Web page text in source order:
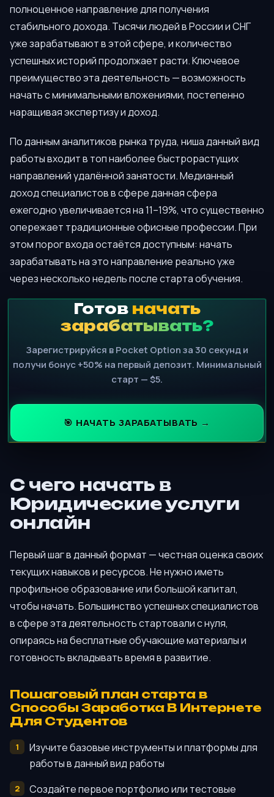
полноценное направление для получения
стабильного дохода. Тысячи людей в России и СНГ
уже зарабатывают в этой сфере, и количество
успешных историй продолжает расти. Ключевое
преимущество эта деятельность — возможность
начать с минимальными вложениями, постепенно
наращивая экспертизу и доход.
По данным аналитиков рынка труда, ниша данный вид
работы входит в топ наиболее быстрорастущих
направлений удалённой занятости. Медианный
доход специалистов в сфере данная сфера
ежегодно увеличивается на 11–19%, что существенно
опережает традиционные офисные профессии. При
этом порог входа остаётся доступным: начать
зарабатывать на это направление реально уже
через несколько недель после старта обучения.
Готов начать
зарабатывать?
Зарегистрируйся в Pocket Option за 30 секунд и
получи бонус +50% на первый депозит. Минимальный
старт — $5.
🎯 НАЧАТЬ ЗАРАБАТЫВАТЬ →
С чего начать в
Юридические услуги
онлайн
Первый шаг в данный формат — честная оценка своих
текущих навыков и ресурсов. Не нужно иметь
профильное образование или большой капитал,
чтобы начать. Большинство успешных специалистов
в сфере эта деятельность стартовали с нуля,
опираясь на бесплатные обучающие материалы и
готовность вкладывать время в развитие.
Пошаговый план старта в
Способы Заработка В Интернете
Для Студентов
Изучите базовые инструменты и платформы для
работы в данный вид работы
Создайте первое портфолио или тестовые